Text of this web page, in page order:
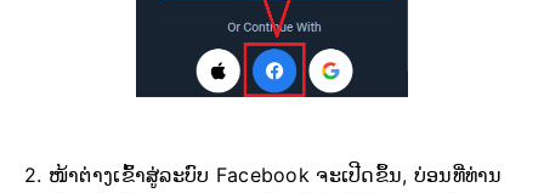
2. ໜ້າຕ່າງເຂົ້າສູ່ລະບົບ Facebook ຈະເປີດຂຶ້ນ, ບ່ອນທີ່ທ່ານ